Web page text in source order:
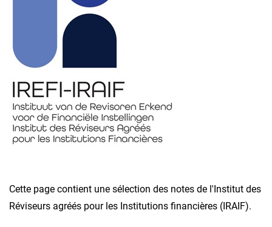
Cette page contient une sélection des notes de l'Institut des
Réviseurs agréés pour les Institutions financières (IRAIF).